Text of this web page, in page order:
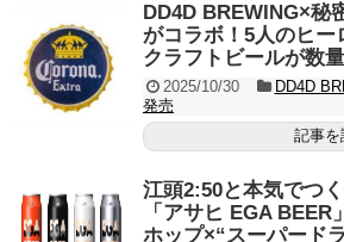
DD4D BREWING×秘
がコラボ！5人のヒー
クラフトビールが数
2025/10/30 DD4D
発売
記事を
江頭2:50と本気でつ
「アサヒ EGA
ホップ×“スーパード